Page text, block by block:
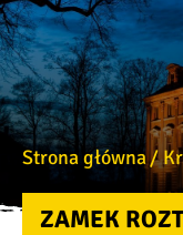
Strona główna
ZAMEK